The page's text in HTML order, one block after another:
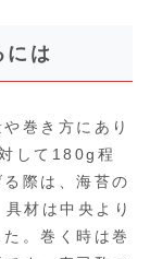
には
巻き方にあり
して180g程
際は、海苔の
材は中央より
。巻く時は巻